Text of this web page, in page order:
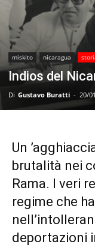
miskito nicaragua
Indios del
Di Gustavo Buratti - 20/
Un
brutalità nei
Rama. I veri
regime che
deportazioni